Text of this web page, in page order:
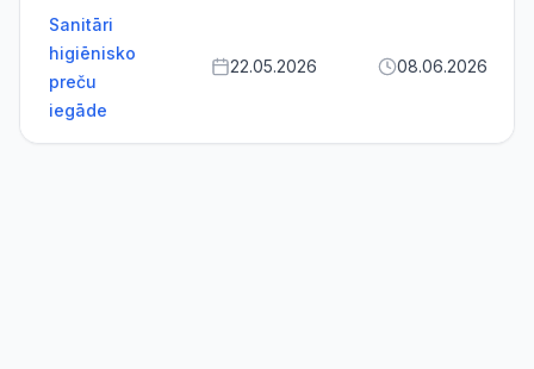
Sanitāri
higiēnisko
preču
iegāde
22.05.2026 08.06.2026